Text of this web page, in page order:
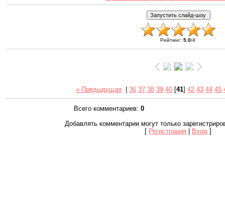
Рейтинг:5.0/4
« Предыдущая 36 37 38 39 40 [41] 42 43 44 45
Всего комментариев: 0
Добавлять комментарии могут только
[ Регистрация | Вход ]